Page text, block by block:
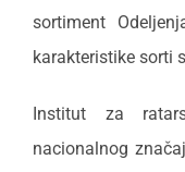
sortiment
karakteristike sorti
Institut za
nacionalnog